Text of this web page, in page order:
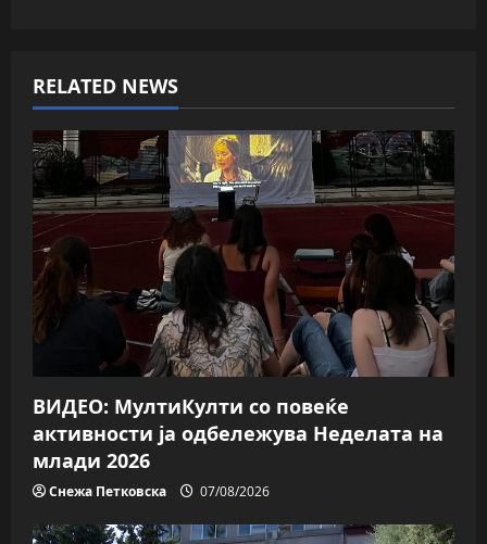
a
v
i
g
a
t
i
o
n
RELATED NEWS
ВИДЕО: МултиКулти со повеќе
активности ја одбележува Неделата на
млади 2026
Снежа Петковска 07/08/2026